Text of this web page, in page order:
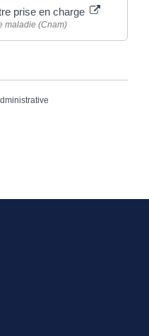
prise en charge
maladie (Cnam)